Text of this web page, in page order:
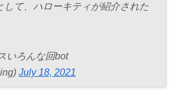
して、ハローキティが紹介された
いろんな回bot
July 18, 2021